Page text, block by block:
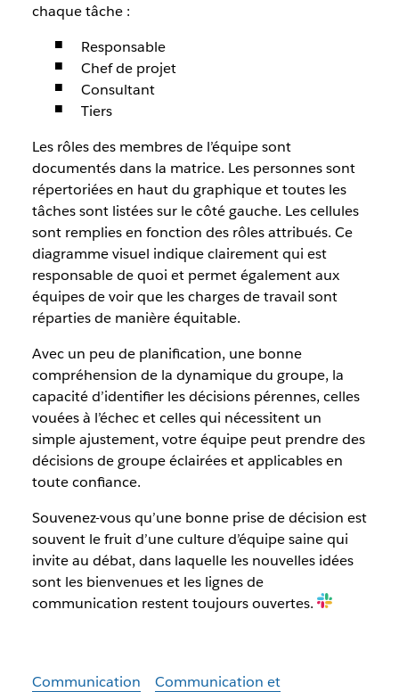
chaque tâche :
Responsable
Chef de projet
Consultant
Tiers
Les rôles des membres de l’équipe sont
documentés dans la matrice. Les personnes sont
répertoriées en haut du graphique et toutes les
tâches sont listées sur le côté gauche. Les cellules
sont remplies en fonction des rôles attribués. Ce
diagramme visuel indique clairement qui est
responsable de quoi et permet également aux
équipes de voir que les charges de travail sont
réparties de manière équitable.
Avec un peu de planification, une bonne
compréhension de la dynamique du groupe, la
capacité d’identifier les décisions pérennes, celles
vouées à l’échec et celles qui nécessitent un
simple ajustement, votre équipe peut prendre des
décisions de groupe éclairées et applicables en
toute confiance.
Souvenez-vous qu’une bonne prise de décision est
souvent le fruit d’une culture d’équipe saine qui
invite au débat, dans laquelle les nouvelles idées
sont les bienvenues et les lignes de
communication restent toujours ouvertes.
Communication
Communication et